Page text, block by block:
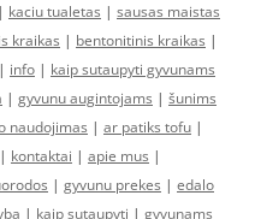
| kaciu tualetas | sausas maistas
kraikas | bentonitinis kraikas |
| info | kaip sutaupyti gyvunams
| gyvunu augintojams | šunims
naudojimas | ar patiks tofu |
| kontaktai | apie mus |
| gyvunu prekes | edalo
| kaip sutaupyti | gyvunams